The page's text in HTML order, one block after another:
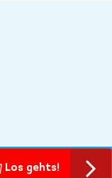
Los gehts!